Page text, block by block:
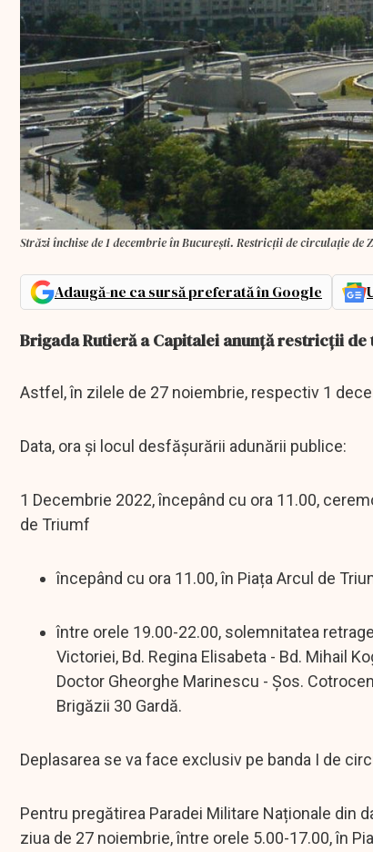
Străzi închise de 1 decembrie în Bucureşti. Restricţii de circulaţie de
Adaugă-ne ca sursă preferată în Google
Brigada Rutieră a Capitalei anunță restricții
Astfel, în zilele de 27 noiembrie, respectiv 1
Data, ora și locul desfășurării adunării publice:
1 Decembrie 2022, începând cu ora 11.00,
de Triumf
începând cu ora 11.00, în Piața Arcul de
între orele 19.00-22.00, solemnitatea
Victoriei, Bd. Regina Elisabeta - Bd. Mihail
Doctor Gheorghe Marinescu - Șos.
Brigăzii 30 Gardă.
Deplasarea se va face exclusiv pe banda I de
Pentru pregătirea Paradei Militare Naționale din
ziua de 27 noiembrie, între orele 5.00-17.00, în